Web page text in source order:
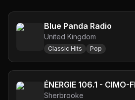
Blue Panda Radio
United Kingdom
Classic Hits Pop
ÉNERGIE 106.1 - CIMO-
Sherbrooke